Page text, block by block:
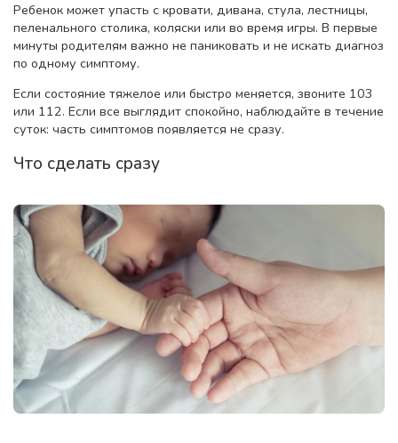
Ребенок может упасть с кровати, дивана, стула, лестницы,
пеленального столика, коляски или во время игры. В первые
минуты родителям важно не паниковать и не искать диагноз
по одному симптому.
Если состояние тяжелое или быстро меняется, звоните 103
или 112. Если все выглядит спокойно, наблюдайте в течение
суток: часть симптомов появляется не сразу.
Что сделать сразу